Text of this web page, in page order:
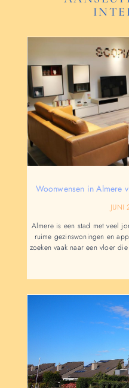
Woonwensen in Almere
JUNI
Almere is een stad met veel
ruime gezinswoningen en
zoeken vaak naar een vloer